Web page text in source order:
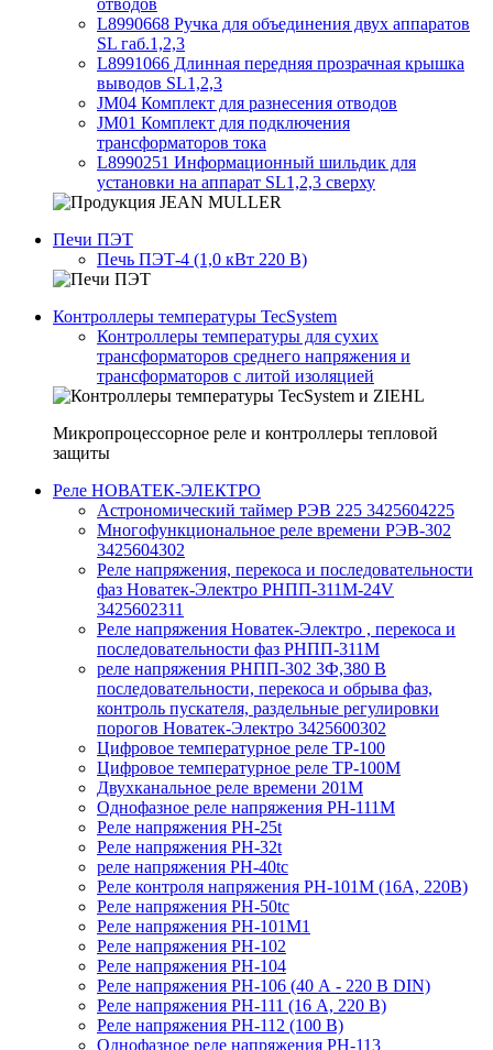
отводов
L8990668 Ручка для объединения двух аппаратов
SL габ.1,2,3
L8991066 Длинная передняя прозрачная крышка
выводов SL1,2,3
JM04 Комплект для разнесения отводов
JM01 Комплект для подключения
трансформаторов тока
L8990251 Информационный шильдик для
установки на аппарат SL1,2,3 сверху
Печи ПЭТ
Печь ПЭТ-4 (1,0 кВт 220 В)
Контроллеры температуры TecSystem
Контроллеры температуры для сухих
трансформаторов среднего напряжения и
трансформаторов с литой изоляцией
Микропроцессорное реле и контроллеры тепловой
защиты
Реле НОВАТЕК-ЭЛЕКТРО
Астрономический таймер РЭВ 225 3425604225
Многофункциональное реле времени РЭВ-302
3425604302
Реле напряжения, перекоса и последовательности
фаз Новатек-Электро РНПП-311М-24V
3425602311
Реле напряжения Новатек-Электро , перекоса и
последовательности фаз РНПП-311М
реле напряжения РНПП-302 3Ф,380 В
последовательности, перекоса и обрыва фаз,
контроль пускателя, раздельные регулировки
порогов Новатек-Электро 3425600302
Цифровое температурное реле ТР-100
Цифровое температурное реле ТР-100М
Двухканальное реле времени 201М
Однофазное реле напряжения РН-111М
Реле напряжения РН-25t
Реле напряжения РН-32t
реле напряжения РН-40tc
Реле контроля напряжения РН-101М (16А, 220В)
Реле напряжения РН-50tc
Реле напряжения РН-101М1
Реле напряжения РН-102
Реле напряжения РН-104
Реле напряжения РН-106 (40 А - 220 В DIN)
Реле напряжения РН-111 (16 А, 220 В)
Реле напряжения РН-112 (100 В)
Однофазное реле напряжения РН-113